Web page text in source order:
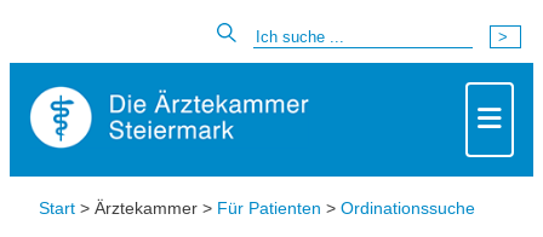
Start > Ärztekammer > Für Patienten > Ordinationssuche